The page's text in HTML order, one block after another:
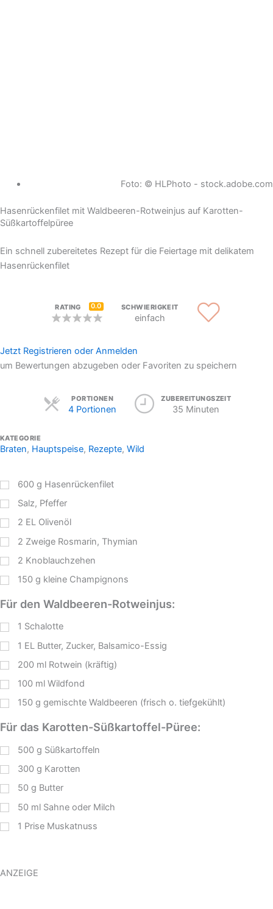
Foto: © HLPhoto - stock.adobe.com
Hasenrückenfilet mit Waldbeeren-Rotweinjus auf Karotten-
Süßkartoffelpüree
Ein schnell zubereitetes Rezept für die Feiertage mit delikatem
Hasenrückenfilet
RATING 0.0 SCHWIERIGKEIT
einfach
Jetzt Registrieren oder Anmelden
um Bewertungen abzugeben oder Favoriten zu speichern
PORTIONEN
4 Portionen
Servings ZUBEREITUNGSZEIT
35 Minuten
KATEGORIE
Braten, Hauptspeise, Rezepte, Wild
600 g Hasenrückenfilet
Salz, Pfeffer
2 EL Olivenöl
2 Zweige Rosmarin, Thymian
2 Knoblauchzehen
150 g kleine Champignons
Für den Waldbeeren-Rotweinjus:
1 Schalotte
1 EL Butter, Zucker, Balsamico-Essig
200 ml Rotwein (kräftig)
100 ml Wildfond
150 g gemischte Waldbeeren (frisch o. tiefgekühlt)
Für das Karotten-Süßkartoffel-Püree:
500 g Süßkartoffeln
300 g Karotten
50 g Butter
50 ml Sahne oder Milch
1 Prise Muskatnuss
ANZEIGE